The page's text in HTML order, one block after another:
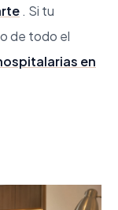
. Si tu
de todo el
en